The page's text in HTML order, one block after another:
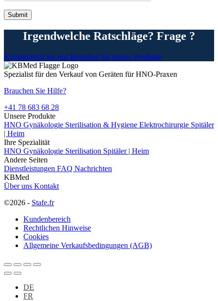
Irgendwelche Ratschläge? Frage ?
Kontaktieren Sie uns Bestellen Sie unsere Produkte
Spezialist für den Verkauf von Geräten für HNO-Praxen
Brauchen Sie Hilfe?
+41 78 683 68 28
Unsere Produkte
HNO Gynäkologie Sterilisation & Hygiene Elektrochirurgie Spitäler
| Heim
Ihre Spezialität
HNO Gynäkologie Sterilisation Spitäler | Heim
Andere Seiten
Dienstleistungen FAQ Nachrichten
KBMed
Über uns Kontakt
©2026 - Stafe.fr
Kundenbereich
Rechtlichen Hinweise
Cookies
Allgemeine Verkaufsbedingungen (AGB)
DE
FR